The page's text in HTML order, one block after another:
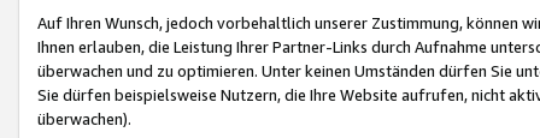
Auf Ihren Wunsch, jedoch vorbehaltlich unserer Zustimmung, können
Ihnen erlauben, die Leistung Ihrer Partner-Links durch Aufnahme
überwachen und zu optimieren. Unter keinen Umständen dürfen Sie
Sie dürfen beispielsweise Nutzern, die Ihre Website aufrufen, nicht
überwachen).